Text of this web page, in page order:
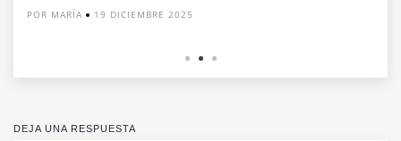
POR MARÍA 19 DICIEMBRE 2025
DEJA UNA RESPUESTA